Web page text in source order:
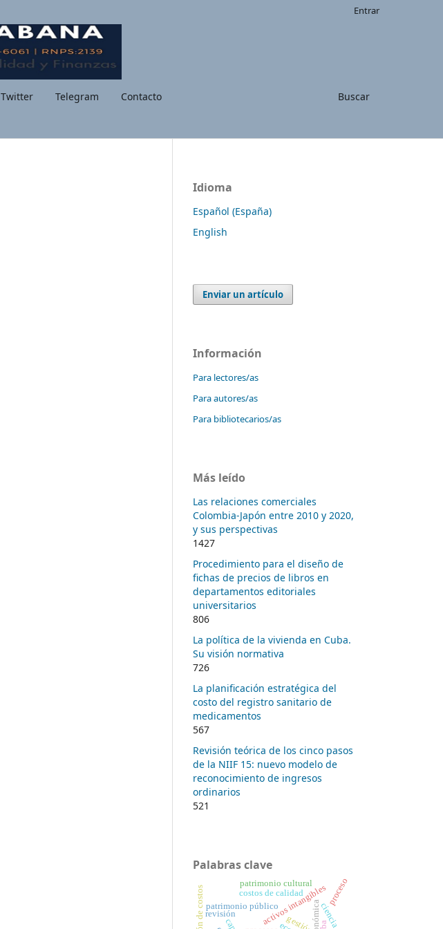
Twitter Telegram Contacto Buscar
Entrar
Idioma
Español (España)
English
Enviar un artículo
Información
Para lectores/as
Para autores/as
Para bibliotecarios/as
Más leído
Las relaciones comerciales
Colombia-Japón entre 2010 y 2020,
y sus perspectivas
1427
Procedimiento para el diseño de
fichas de precios de libros en
departamentos editoriales
universitarios
806
La política de la vivienda en Cuba.
Su visión normativa
726
La planificación estratégica del
costo del registro sanitario de
medicamentos
567
Revisión teórica de los cinco pasos
de la NIIF 15: nuevo modelo de
reconocimiento de ingresos
ordinarios
521
Palabras clave
activos intangibles
costos de calidad
patrimonio cultural
patrimonio público ciencia
revisión
proceso